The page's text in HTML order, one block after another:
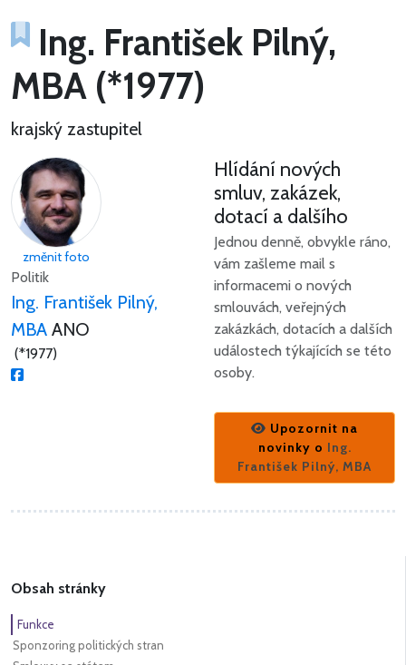
Ing. František Pilný,
MBA (*1977)
krajský zastupitel
změnit foto
Politik
Ing. František Pilný,
MBA ANO
(*1977)
Hlídání nových
smluv, zakázek,
dotací a dalšího
Jednou denně, obvykle ráno,
vám zašleme mail s
informacemi o nových
smlouvách, veřejných
zakázkách, dotacích a dalších
událostech týkajících se této
osoby.
Upozornit na
novinky o Ing.
František Pilný, MBA
Obsah stránky
Funkce
Sponzoring politických stran